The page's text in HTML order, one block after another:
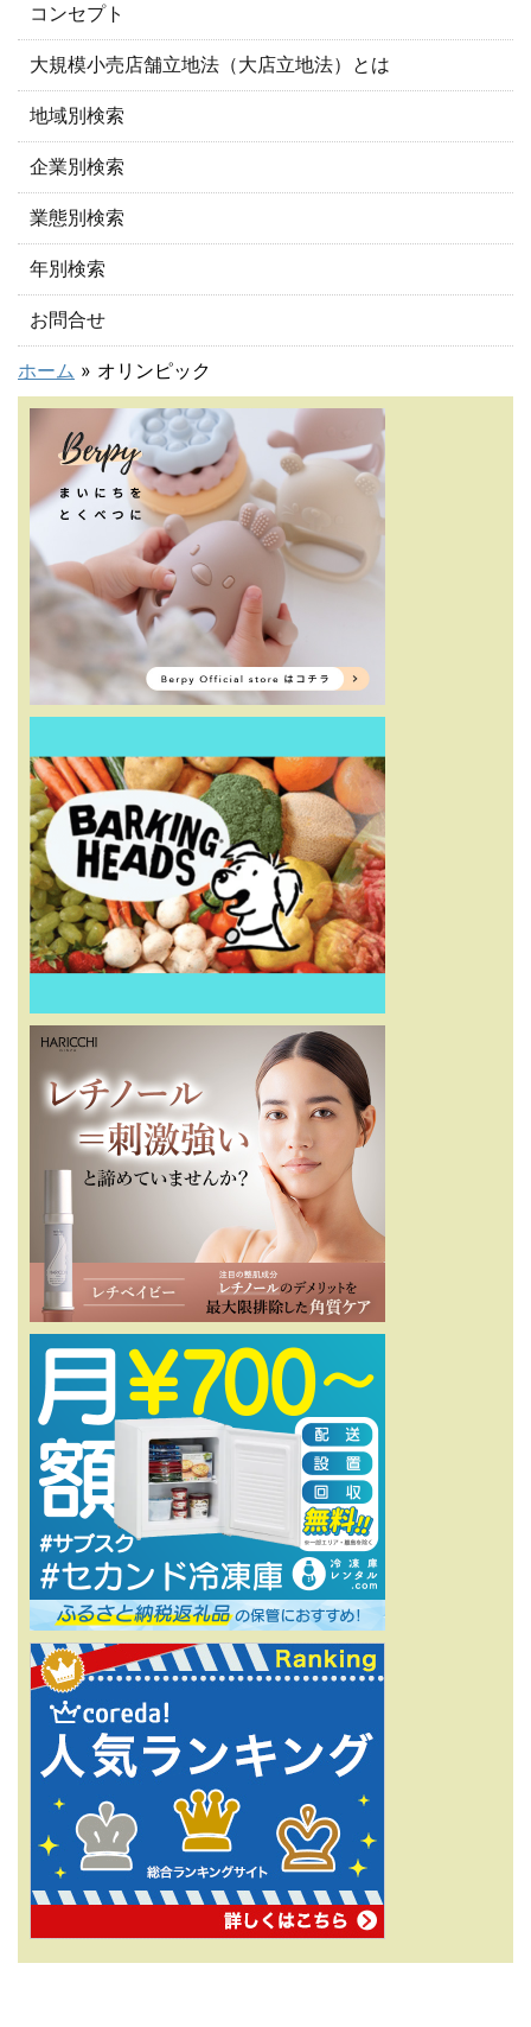
コンセプト
大規模小売店舗立地法（大店立地法）とは
地域別検索
企業別検索
業態別検索
年別検索
お問合せ
ホーム » オリンピック